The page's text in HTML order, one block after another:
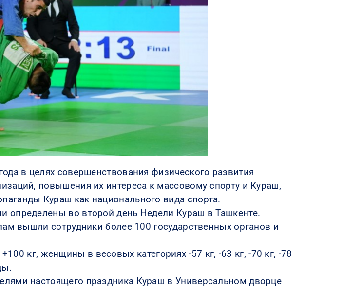
в целях совершенствования физического развития
повышения их интереса к массовому спорту и Кураш,
Кураш как национального вида спорта.
определены во второй день Недели Кураш в Ташкенте.
вышли сотрудники более 100 государственных органов и
кг, женщины в весовых категориях -57 кг, -63 кг, -70 кг, -78
настоящего праздника Кураш в Универсальном дворце